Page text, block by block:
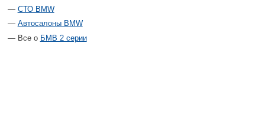
СТО BMW
Автосалоны BMW
Все о БМВ 2 серии